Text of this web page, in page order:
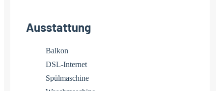
Ausstattung
Balkon
DSL-Internet
Spülmaschine